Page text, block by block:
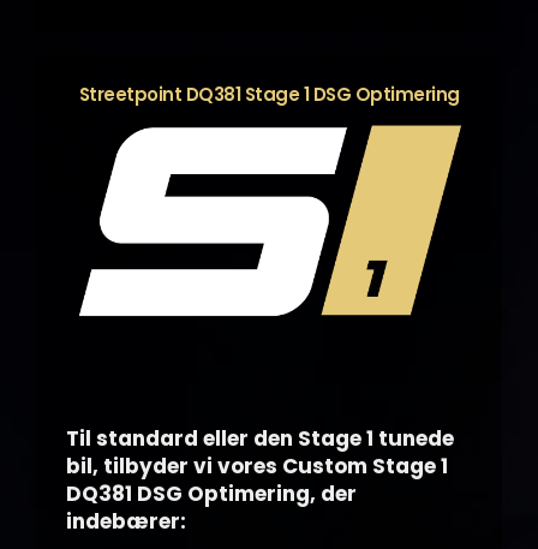
Streetpoint DQ381 Stage 1 DSG Optimering
Til standard eller den Stage 1 tunede
bil, tilbyder vi vores Custom Stage 1
DQ381 DSG Optimering, der
indebærer: